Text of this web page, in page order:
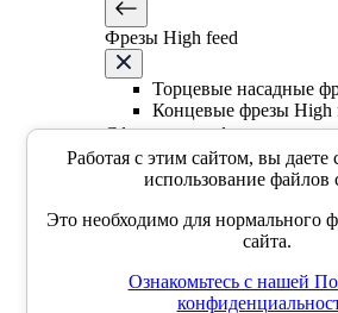
Фрезы High feed
Торцевые насадные
Концевые фрезы High
Сферические фрезы со
Сферические фрезы со
ABPF (сферическая)
Фрезы со сменными
Работая с этим сайтом, вы даете
использование файлов
Это необходимо для нормального
сайта.
Ознакомьтесь с нашей